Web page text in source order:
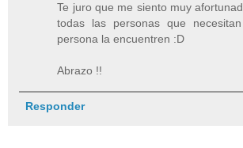
Te juro que me siento muy
todas las personas que
persona la encuentren :D
Abrazo !!
Responder